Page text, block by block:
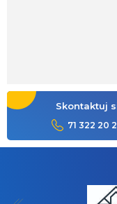
Skontaktuj
71 322 20